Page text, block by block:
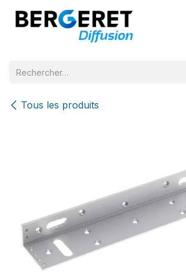
Se rendre au contenu
Tous les produits